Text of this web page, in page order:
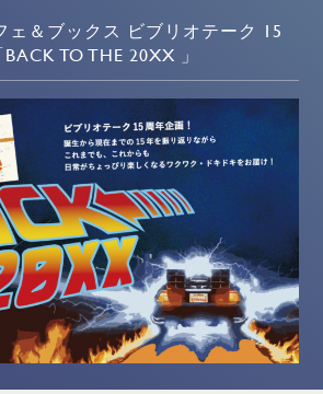
ェ＆ブックス ビブリオテーク 15
TO THE 20XX 」